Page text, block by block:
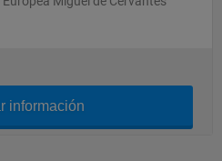
información